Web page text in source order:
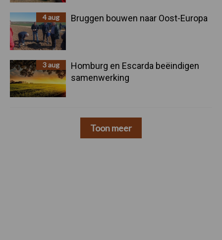
4 aug Bruggen bouwen naar Oost-Europa
3 aug
Homburg en Escarda beëindigen
samenwerking
Toon meer